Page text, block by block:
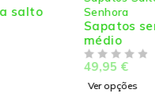
Senhora
Sapatos senhora salto